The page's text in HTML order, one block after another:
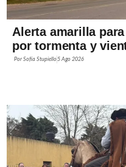
Alerta amarilla
por tormenta y
PorSofía Stupiello5 Ago 2026